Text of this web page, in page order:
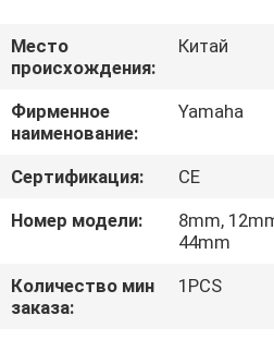
О
НАС
ЭКСКУРСИЯ
ПО
Место
происхождения:
Китай
Фирменное
наименование:
Yamaha
Сертификация:
CE
Номер модели:
8mm,
44mm
Количество мин
заказа:
1PCS